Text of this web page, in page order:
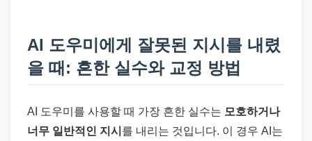
AI 도우미에게 잘못된 지시를 내렸
을 때: 흔한 실수와 교정 방법
AI 도우미를 사용할 때 가장 흔한 실수는 모호하거나
너무 일반적인 지시 를 내리는 것입니다. 이 경우 AI는